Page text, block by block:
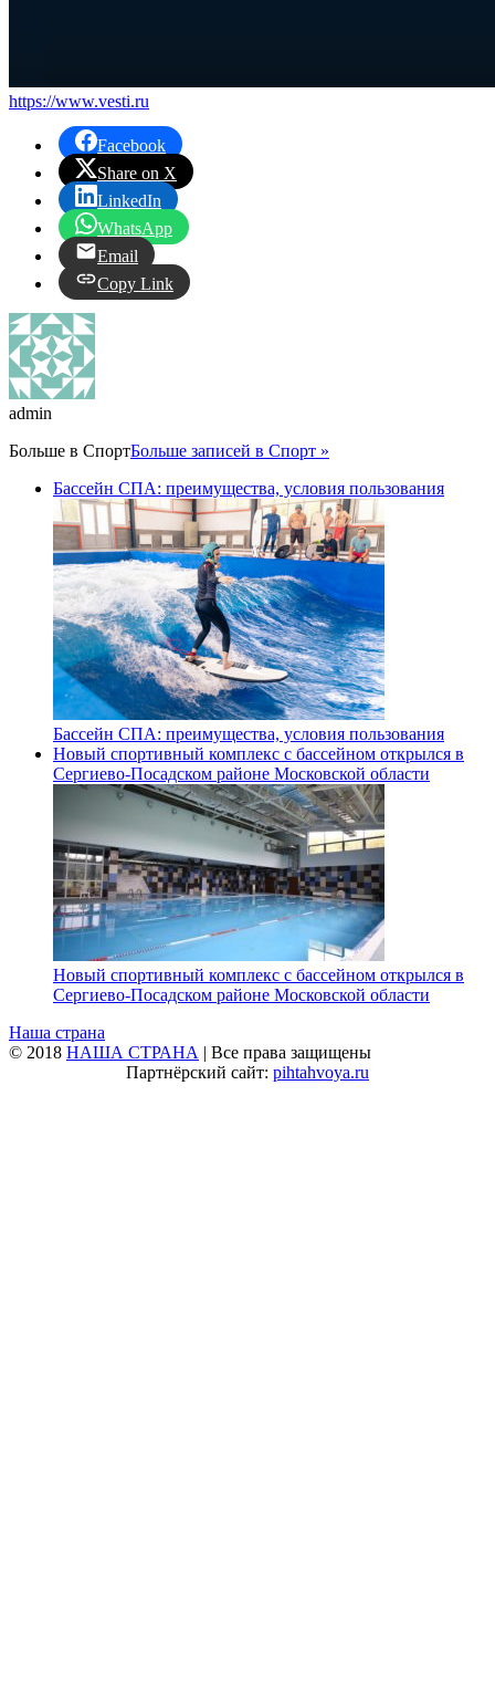
https://www.vesti.ru
Facebook
Share on X
LinkedIn
WhatsApp
Email
Copy Link
admin
Больше в СпортБольше записей в Спорт »
Бассейн СПА: преимущества, условия пользования
Бассейн СПА: преимущества, условия пользования
Новый спортивный комплекс с бассейном открылся в
Сергиево‑Посадском районе Московской области
Новый спортивный комплекс с бассейном открылся в
Сергиево‑Посадском районе Московской области
Наша страна
© 2018 НАША СТРАНА | Все права защищены
Партнёрский сайт: pihtahvoya.ru